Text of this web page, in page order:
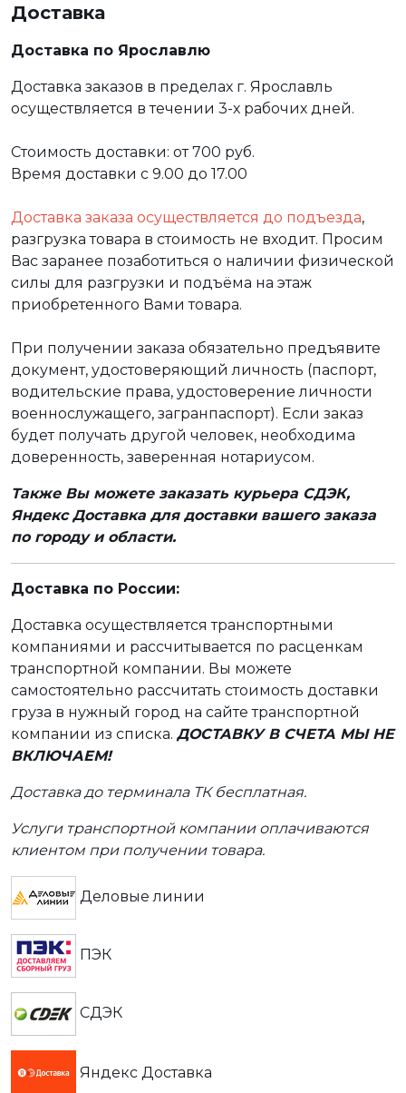
Доставка
Доставка по Ярославлю
Доставка заказов в пределах г. Ярославль
осуществляется в течении 3-х рабочих дней.
Стоимость доставки: от 700 руб.
Время доставки с 9.00 до 17.00
Доставка заказа осуществляется до подъезда,
разгрузка товара в стоимость не входит. Просим
Вас заранее позаботиться о наличии физической
силы для разгрузки и подъёма на этаж
приобретенного Вами товара.
При получении заказа обязательно предъявите
документ, удостоверяющий личность (паспорт,
водительские права, удостоверение личности
военнослужащего, загранпаспорт). Если заказ
будет получать другой человек, необходима
доверенность, заверенная нотариусом.
Также Вы можете заказать курьера СДЭК,
Яндекс Доставка для доставки вашего заказа
по городу и области.
Доставка по России:
Доставка осуществляется транспортными
компаниями и рассчитывается по расценкам
транспортной компании. Вы можете
самостоятельно рассчитать стоимость доставки
груза в нужный город на сайте транспортной
компании из списка. ДОСТАВКУ В СЧЕТА МЫ НЕ
ВКЛЮЧАЕМ!
Доставка до терминала ТК бесплатная.
Услуги транспортной компании оплачиваются
клиентом при получении товара.
Деловые линии
ПЭК
СДЭК
Яндекс Доставка